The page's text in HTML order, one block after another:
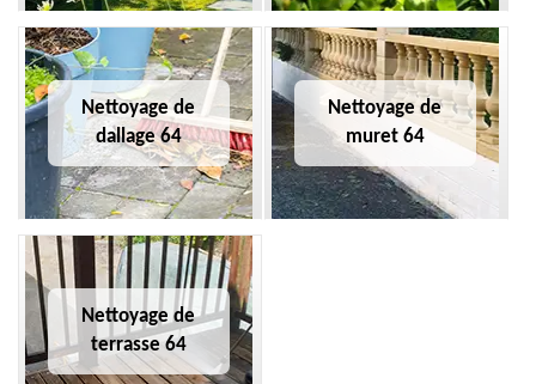
Nettoyage de
dallage 64
Nettoyage de
muret 64
Nettoyage de
terrasse 64